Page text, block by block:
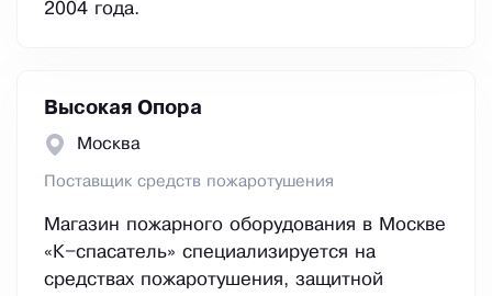
2004 года.
Высокая Опора
Москва
Поставщик средств пожаротушения
Магазин пожарного оборудования в Москве
«К–спасатель» специализируется на
средствах пожаротушения, защитной